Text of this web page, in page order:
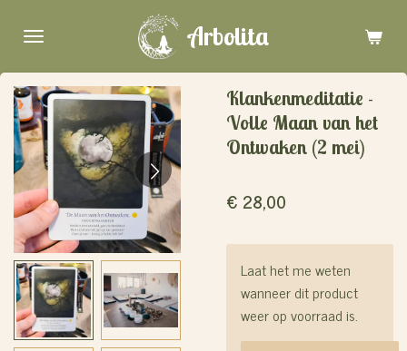
direct
de
hoofdinhoud
Arbolita
Klankenmeditatie -
Volle Maan van het
Ontwaken (2 mei)
€ 28,00
Laat het me weten
wanneer dit product
weer op voorraad is.